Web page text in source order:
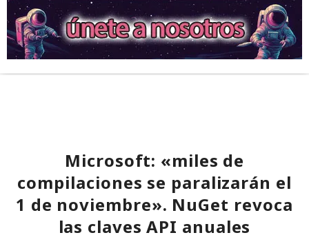
Microsoft: «miles de
compilaciones se paralizarán el
1 de noviembre». NuGet revoca
las claves API anuales